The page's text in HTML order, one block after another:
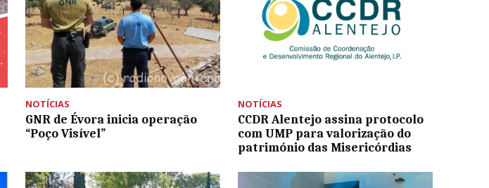
NOTÍCIAS
GNR de Évora inicia operação
“Poço Visível”
NOTÍCIAS
CCDR Alentejo assina protocolo
com UMP para valorização do
património das Misericórdias